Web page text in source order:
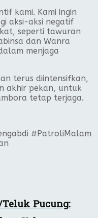
kami. Kami ingin
aksi-aksi negatif
seperti tawuran
dan Wanra
menjaga
terus diintensifkan,
akhir pekan, untuk
tetap terjaga.
#PatroliMalam
Pucung: